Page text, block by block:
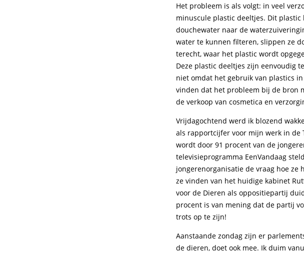
Het probleem is als volgt: in veel
minuscule plastic deeltjes. Dit
douchewater naar de
water te kunnen filteren, slippen ze
terecht, waar het plastic wordt
Deze plastic deeltjes zijn eenvoudig
niet omdat het gebruik van plastics
vinden dat het probleem bij de bron
de verkoop van cosmetica en
Vrijdagochtend werd ik blozend
als rapportcijfer voor mijn werk in de
wordt door 91 procent van de
televisieprogramma EenVandaag
jongerenorganisatie de vraag hoe
ze vinden van het huidige kabinet
voor de Dieren als oppositiepartij
procent is van mening dat de partij
trots op te zijn!
Aanstaande zondag zijn er
de dieren, doet ook mee. Ik duim